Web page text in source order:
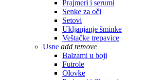
Prajmeri i serumi
Senke za oči
Setovi
Ukljanjanje šminke
Veštačke trepavice
Usne add remove
Balzami u boji
Futrole
Olovke